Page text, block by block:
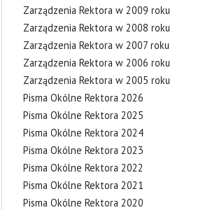
Zarządzenia Rektora w 2009 roku
Zarządzenia Rektora w 2008 roku
Zarządzenia Rektora w 2007 roku
Zarządzenia Rektora w 2006 roku
Zarządzenia Rektora w 2005 roku
Pisma Okólne Rektora 2026
Pisma Okólne Rektora 2025
Pisma Okólne Rektora 2024
Pisma Okólne Rektora 2023
Pisma Okólne Rektora 2022
Pisma Okólne Rektora 2021
Pisma Okólne Rektora 2020